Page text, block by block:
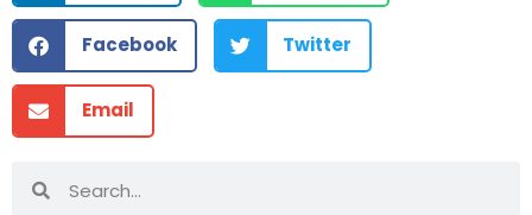
Facebook Twitter
Email